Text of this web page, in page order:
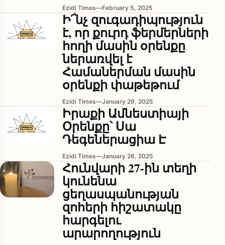
Ezidi Times—February 5, 2025
Ի՜նչ զուգադիպություն
է, որ քուրդ ֆերմերների
հողի մասին օրենքը
ներառվել է
Համաներման մասին
օրենքի փաթեթում
Ezidi Times—January 29, 2025
Իրաքի Ամնեստիայի
Օրենքը՝ Սա
Դեգեներացիա Է
Ezidi Times—January 26, 2025
Հունվարի 27-ին տեղի
կունենա
ցեղասպանության
զոհերի հիշատակը
հարգելու
արարողություն